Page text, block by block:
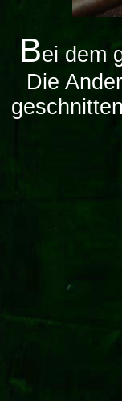
Bei dem
Die